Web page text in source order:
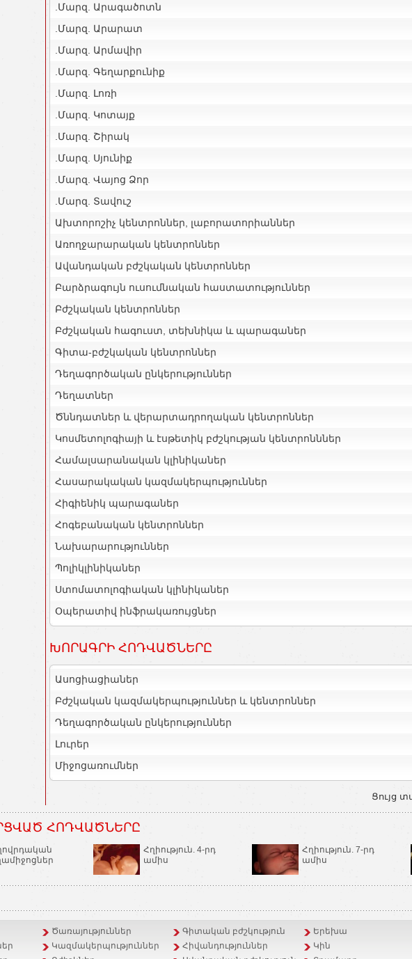
.Մարզ. Արագածոտն
.Մարզ. Արարատ
.Մարզ. Արմավիր
.Մարզ. Գեղարքունիք
.Մարզ. Լոռի
.Մարզ. Կոտայք
.Մարզ. Շիրակ
.Մարզ. Սյունիք
.Մարզ. Վայոց Ձոր
.Մարզ. Տավուշ
Ախտորոշիչ կենտրոններ, լաբորատորիաններ
Առողջարարական կենտրոններ
Ավանդական բժշկական կենտրոններ
Բարձրագույն ուսումնական հաստատություններ
Բժշկական կենտրոններ
Բժշկական հագուստ, տեխնիկա և պարագաներ
Գիտա-բժշկական կենտրոններ
Դեղագործական ընկերություններ
Դեղատներ
Ծննդատներ և վերարտադրողական կենտրոններ
Կոսմետոլոգիայի և էսթետիկ բժշկության կենտրոնններ
Համալսարանական կլինիկաներ
Հասարակական կազմակերպություններ
Հիգիենիկ պարագաներ
Հոգեբանական կենտրոններ
Նախարարություններ
Պոլիկլինիկաներ
Ստոմատոլոգիական կլինիկաներ
Օպերատիվ ինֆրակառույցներ
ԽՈՐԱԳՐԻ ՀՈԴՎԱԾՆԵՐԸ
Ասոցիացիաներ
Բժշկական կազմակերպություններ և կենտրոններ
Դեղագործական ընկերություններ
Լուրեր
Միջոցառումներ
Ցույց
ՀՈԴՎԱԾՆԵՐԸ
Հղիություն. 4-րդ
ամիս
Հղիություն. 7-րդ
ամիս
Ծառայություններ Գիտական բժշկություն Երեխա
Կազմակերպություններ Հիվանդություններ Կին